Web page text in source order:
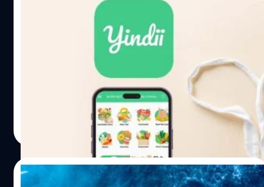
Yindii ยินดี แอปพลิเคชันสั่ง ‘อาหารเหลือ’
คุณภาพดีที่ช่วยลดก๊าซเรือนกระจกและเป็น
มิตรต่อโลกมากกว่า
ในแต่ละปีมีอาหารเหลือทิ้งทั่วโลกถึง 1,300 ล้านตัน ซึ่งขยะ
อาหารเป็นหนึ่งในขยะที่ปล่อยก๊าซเรือนกระจกสู่ชั้นบรรยากาศ
เพราะเวลาอาหารเหลือทิ้งมีจำนวนมากหรือถูกจัดการอย่างไม่
เหมาะสมจะทำให้เกิดก๊าซมีเทนจากการเน่าเสีย และเร่งให้เกิด
ปัญหาทางด้านสิ่งแวดล้อม Yindii - ยินดี แอปพลิเคชันฟู้ด
เดลิเวอรี ‘อาหารเหลือ’ ฝีมือคนไทยที่จะช่วยให้คุณมั่นใจได้ว่า
ทุกออเดอร์ที่สั่งเป็นมิตรต่อโลกใบนี้ และลดปริมาณของขยะ
อาหารจากอาหารเหลือทิ้ง แอปพลิเคชัน Yindii อาหารเหลือที่
มีมูลค่ามากกว่าอาหารปกติ แม้จะใช้คำว่าอาหารเหลือ แต่
ไม่ใช่เศษอาหารจากจานคนอื่นแน่นอน แอปพลิเคชันยินดีได้
| 1033 days ago
27/07/2023